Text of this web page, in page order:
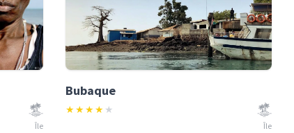
Île
Bubaque
★★★★ ★
Île